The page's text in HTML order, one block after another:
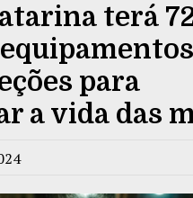
terá
para
a vida das